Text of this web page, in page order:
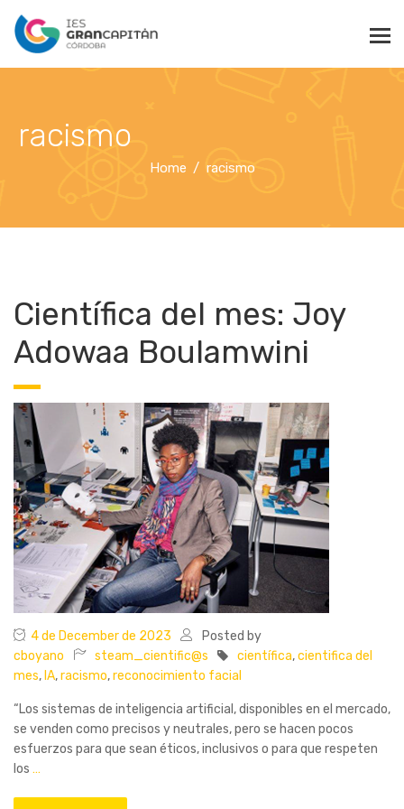
racismo
Home racismo
Científica del mes: Joy
Adowaa Boulamwini
4 de December de 2023
Posted by
cboyano
steam_cientific@s científica,cientifica del
mes, IA,racismo,reconocimiento facial
“Los sistemas de inteligencia artificial, disponibles en el mercado,
se venden como precisos y neutrales, pero se hacen pocos
esfuerzos para que sean éticos, inclusivos o para que respeten
los …